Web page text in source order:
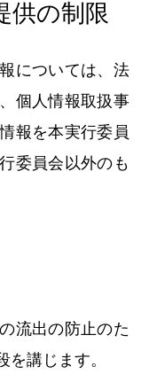
供の制限
については、法
個人情報取扱事
報を本実行委員
委員会以外のも
流出の防止のた
講じます。